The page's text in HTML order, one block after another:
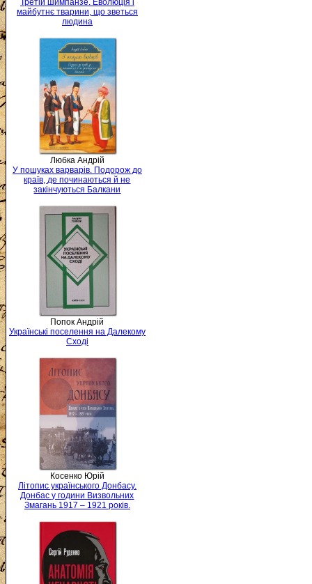
Третій шимпанзе. Еволюція і
майбутнє тварини, що зветься
людина
Любка Андрій
У пошуках варварів. Подорож до
країв, де починаються й не
закінчуються Балкани
Попок Андрій
Українські поселення на Далекому
Сході
Косенко Юрій
Літопис українського Донбасу.
Донбас у години Визвольних
Змагань 1917 – 1921 років.